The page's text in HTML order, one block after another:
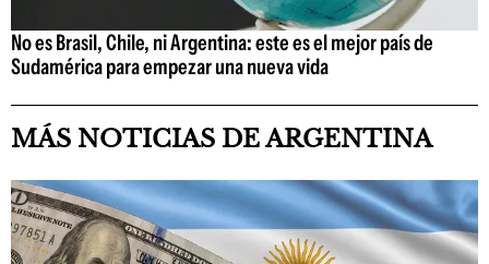
No es Brasil, Chile, ni Argentina: este es el mejor país de
Sudamérica para empezar una nueva vida
MÁS NOTICIAS DE ARGENTINA